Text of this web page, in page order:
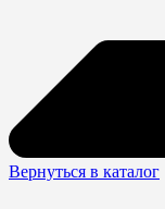
Вернуться в каталог